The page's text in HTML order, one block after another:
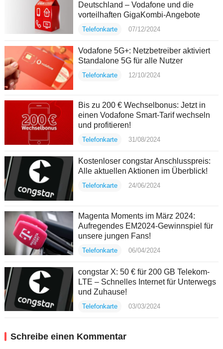
Deutschland – Vodafone und die
vorteilhaften GigaKombi-Angebote
Telefonkarte 07/12/2024
Vodafone 5G+: Netzbetreiber aktiviert
Standalone 5G für alle Nutzer
Telefonkarte 12/10/2024
Bis zu 200 € Wechselbonus: Jetzt in
einen Vodafone Smart-Tarif wechseln
und profitieren!
Telefonkarte 31/08/2024
Kostenloser congstar Anschlusspreis:
Alle aktuellen Aktionen im Überblick!
Telefonkarte 24/06/2024
Magenta Moments im März 2024:
Aufregendes EM2024-Gewinnspiel für
unsere jungen Fans!
Telefonkarte 06/04/2024
congstar X: 50 € für 200 GB Telekom-
LTE – Schnelles Internet für Unterwegs
und Zuhause!
Telefonkarte 03/03/2024
Schreibe einen Kommentar